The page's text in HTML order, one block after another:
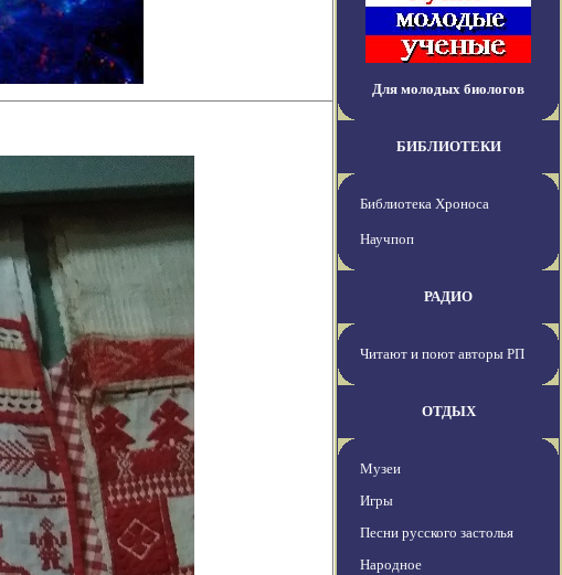
Для молодых биологов
БИБЛИОТЕКИ
Библиотека Хроноса
Научпоп
РАДИО
Читают и поют авторы РП
ОТДЫХ
Музеи
Игры
Песни русского застолья
Народное